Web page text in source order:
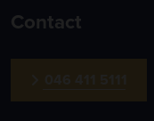
Contact